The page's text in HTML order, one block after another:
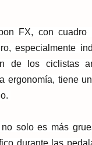
FX, con
especialmente
de los ciclistas
ergonomía, tiene
solo es más
durante las